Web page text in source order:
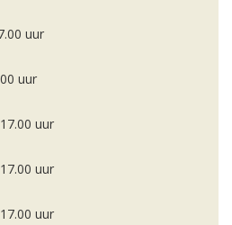
uur
uur
uur
uur
uur